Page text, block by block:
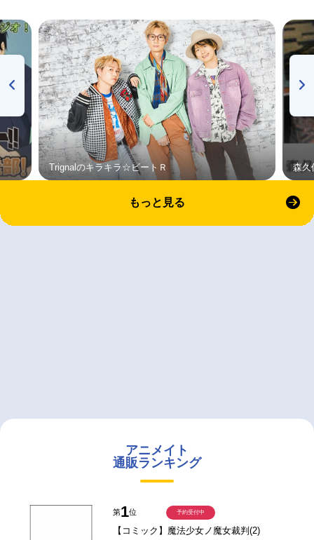
Trignalのキラキラ☆ビートＲ 森久
もっと見る
アニメイト
通販ランキング
第1位
【コミック】魔法少女ノ魔女裁判(2)
予約受付中